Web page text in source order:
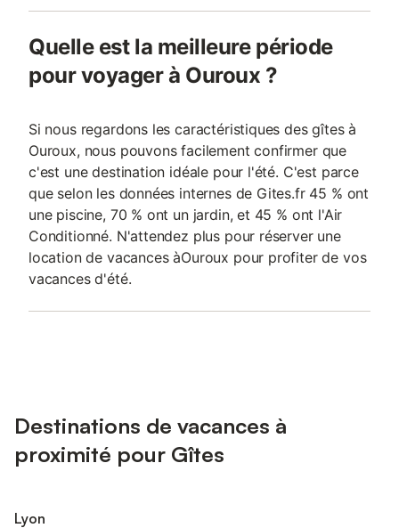
Quelle est la meilleure période
pour voyager à Ouroux ?
Si nous regardons les caractéristiques des gîtes à
Ouroux, nous pouvons facilement confirmer que
c'est une destination idéale pour l'été. C'est parce
que selon les données internes de Gites.fr 45 % ont
une piscine, 70 % ont un jardin, et 45 % ont l'Air
Conditionné. N'attendez plus pour réserver une
location de vacances àOuroux pour profiter de vos
vacances d'été.
Destinations de vacances à
proximité pour Gîtes
Lyon